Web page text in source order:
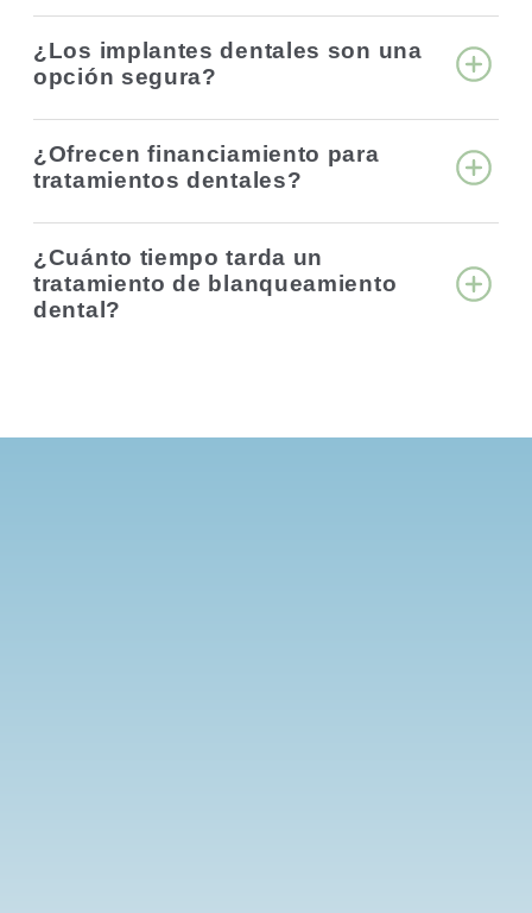
¿Los implantes dentales son una
opción segura?
¿Ofrecen financiamiento para
tratamientos dentales?
¿Cuánto tiempo tarda un
tratamiento de blanqueamiento
dental?